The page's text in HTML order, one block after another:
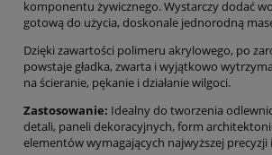
komponentu żywicznego. Wystarczy dodać
gotową do użycia, doskonale jednorodną
Dzięki zawartości polimeru akrylowego, po
powstaje gładka, zwarta i wyjątkowo
na ścieranie, pękanie i działanie wilgoci.
Zastosowanie: Idealny do tworzenia
detali, paneli dekoracyjnych, form
elementów wymagających najwyższej precyzji